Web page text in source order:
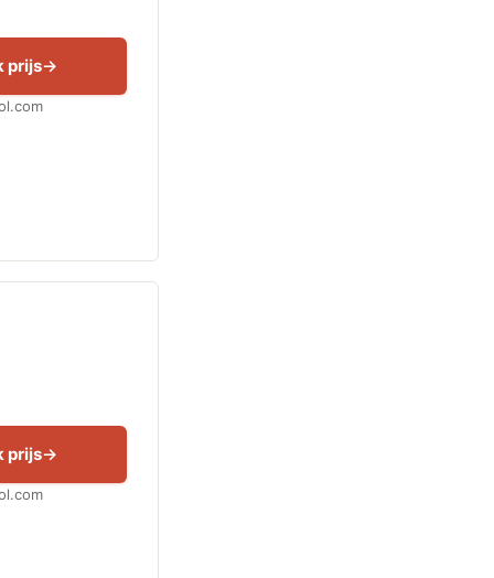
prijs
prijs